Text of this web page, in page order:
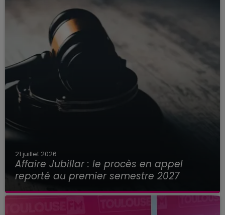
21 juillet 2026
Affaire Jubillar : le procès en appel
reporté au premier semestre 2027